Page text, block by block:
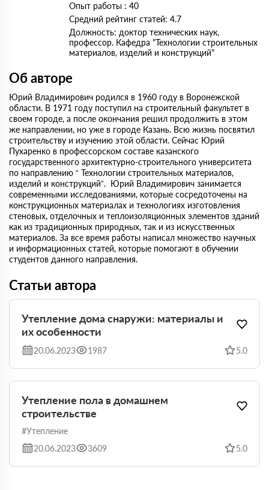
Опыт работы : 40
Средний рейтинг статей: 4.7
Должность: доктор технических наук,
профессор. Кафедра "Технологии строительных
материалов, изделий и конструкций"
Об авторе
Юрий Владимирович родился в 1960 году в Воронежской
области. В 1971 году поступил на строительный факультет в
своем городе, а после окончания решил продолжить в этом
же направлении, но уже в городе Казань. Всю жизнь посвятил
строительству и изучению этой области. Сейчас Юрий
Пухаренко в профессорском составе казанского
государственного архитектурно-строительного университета
по направлению “ Технологии строительных материалов,
изделий и конструкций”. Юрий Владимирович занимается
современными исследованиями, которые сосредоточены на
конструкционных материалах и технологиях изготовления
стеновых, отделочных и теплоизоляционных элементов зданий
как из традиционных природных, так и из искусственных
материалов. За все время работы написал множество научных
и информационных статей, которые помогают в обучении
студентов данного направления.
Статьи автора
Утепление дома снаружи: материалы и
их особенности
20.06.2023 1987 5.0
Утепление пола в домашнем
строительстве
#Утепление
20.06.2023
3609 5.0